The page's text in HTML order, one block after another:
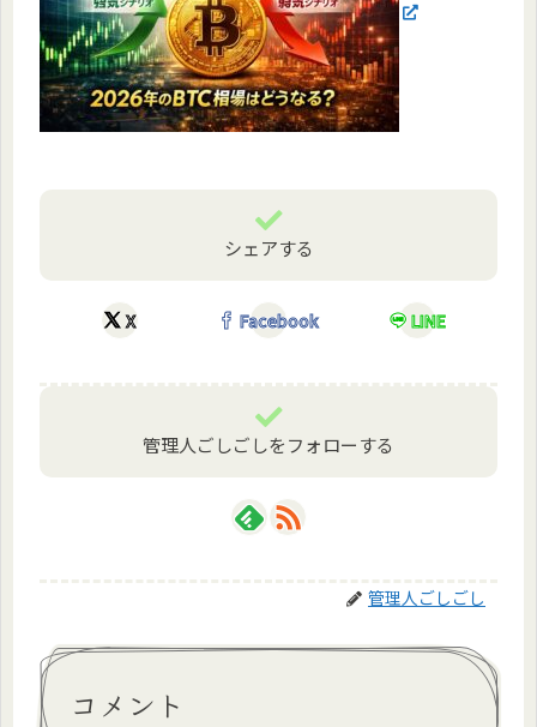
シェアする
X Facebook LINE
管理人ごしごしをフォローする
管理人ごしごし
コメント